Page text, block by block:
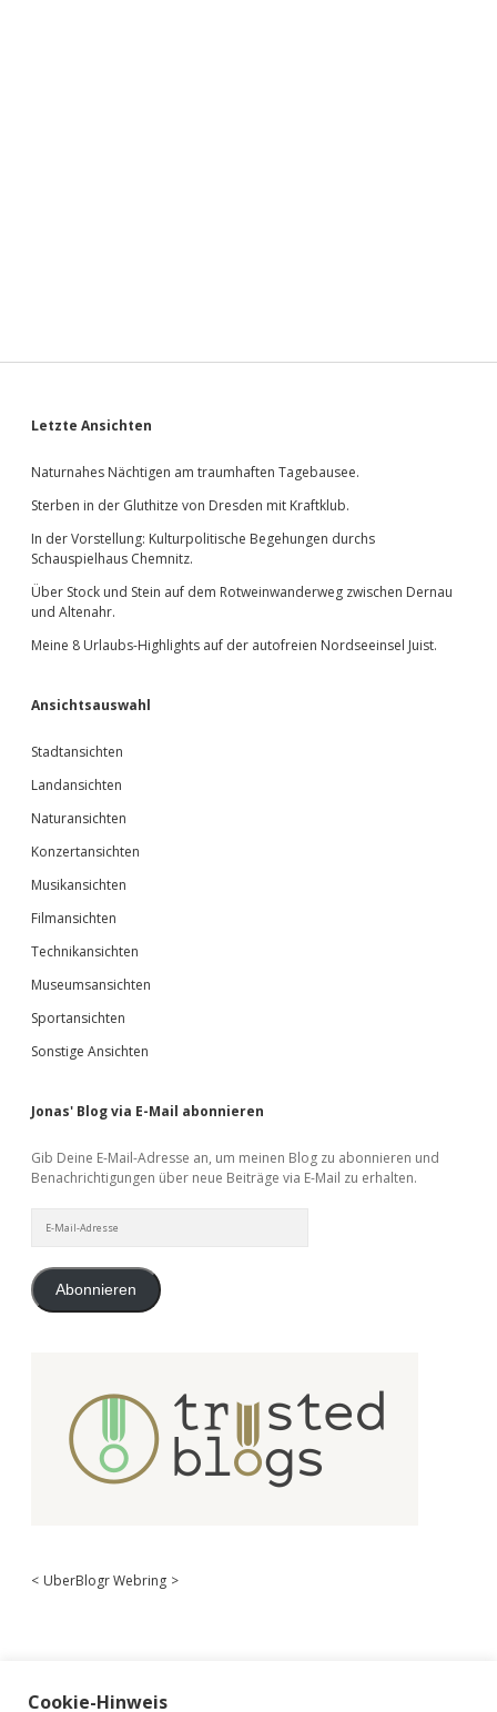
Sidebar
Letzte Ansichten
Naturnahes Nächtigen am traumhaften Tagebausee.
Sterben in der Gluthitze von Dresden mit Kraftklub.
In der Vorstellung: Kulturpolitische Begehungen durchs
Schauspielhaus Chemnitz.
Über Stock und Stein auf dem Rotweinwanderweg zwischen Dernau
und Altenahr.
Meine 8 Urlaubs-Highlights auf der autofreien Nordseeinsel Juist.
Ansichtsauswahl
Stadtansichten
Landansichten
Naturansichten
Konzertansichten
Musikansichten
Filmansichten
Technikansichten
Museumsansichten
Sportansichten
Sonstige Ansichten
Jonas' Blog via E-Mail abonnieren
Gib Deine E-Mail-Adresse an, um meinen Blog zu abonnieren und
Benachrichtigungen über neue Beiträge via E-Mail zu erhalten.
Mail-
Abonnieren
< UberBlogr Webring >
Cookie-Hinweis